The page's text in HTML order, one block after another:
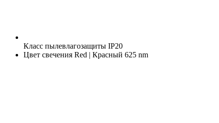
Класс пылевлагозащиты IP20
Цвет свечения Red | Красный 625 nm